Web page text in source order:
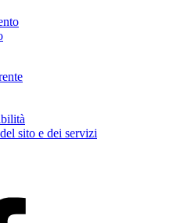
sito e dei servizi